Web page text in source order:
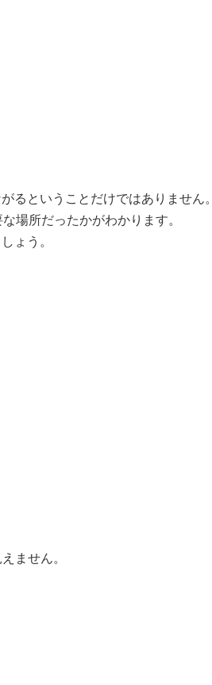
るということだけではありません。
場所だったかがわかります。
ょう。
ません。